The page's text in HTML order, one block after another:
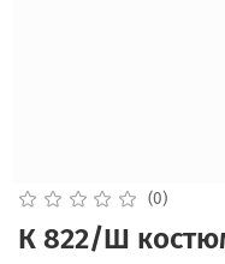
(0)
К 822/Ш